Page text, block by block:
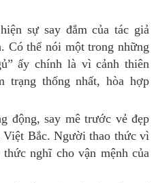
sự say đắm của tác giả
Có thể nói một trong những
ấy chính là vì cảnh thiên
trạng thống nhất, hòa hợp
động, say mê trước vẻ đẹp
Việt Bắc. Người thao thức vì
nghĩ cho vận mệnh của